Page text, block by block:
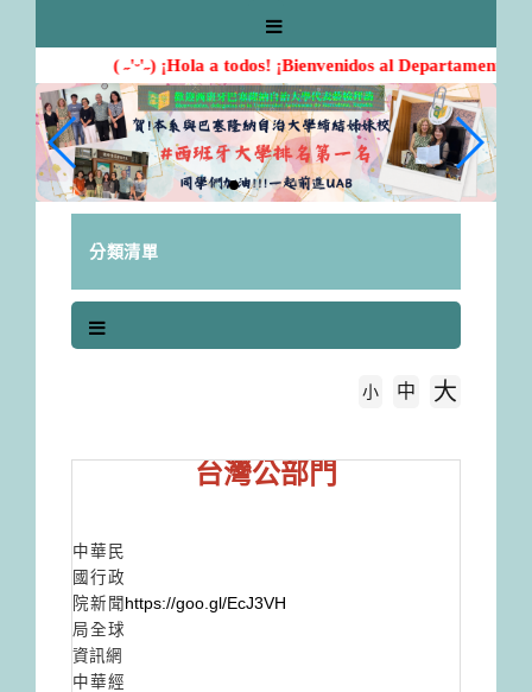
( ˶'ᵕ'˶) ¡Hola a todos! ¡Bienvenidos al Departamento
分類清單
小 中 大
台灣公部門
中華民
國行政
院新聞
局全球
資訊網
https://goo.gl/EcJ3VH
中華經